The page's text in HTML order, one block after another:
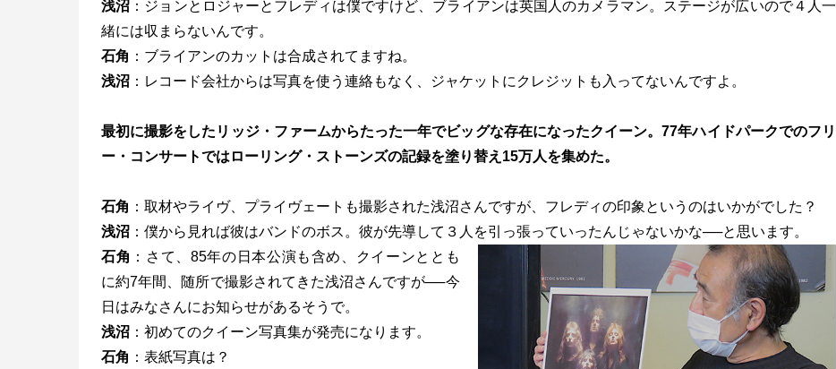
浅沼 ：ジョンとロジャーとフレディは僕ですけど、ブライアンは英国人のカメラマン。ステージが広いので４人一
緒には収まらないんです。
石角 ：ブライアンのカットは合成されてますね。
浅沼 ：レコード会社からは写真を使う連絡もなく、ジャケットにクレジットも入ってないんですよ。
最初に撮影をしたリッジ・ファームからたった一年でビッグな存在になったクイーン。77年ハイドパークでのフリ
ー・コンサートではローリング・ストーンズの記録を塗り替え15万人を集めた。
石角 ：取材やライヴ、プライヴェートも撮影された浅沼さんですが、フレディの印象というのはいかがでした？
浅沼 ：僕から見れば彼はバンドのボス。彼が先導して３人を引っ張っていったんじゃないかな──と思います。
石角 ：さて、85年の日本公演も含め、クイーンととも
に約7年間、随所で撮影されてきた浅沼さんですが──今
日はみなさんにお知らせがあるそうで。
浅沼 ：初めてのクイーン写真集が発売になります。
石角 ：表紙写真は？